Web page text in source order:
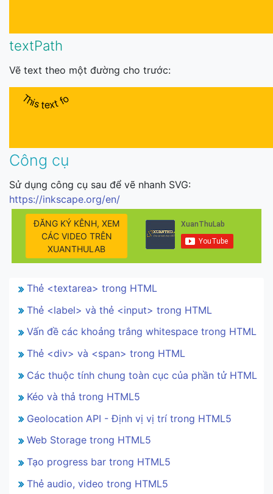
textPath
Vẽ text theo một đường cho trước:
This text follows a curve.
Công cụ
Sử dụng công cụ sau để vẽ nhanh SVG:
https://inkscape.org/en/
ĐĂNG KÝ KÊNH, XEM
CÁC VIDEO TRÊN
XUANTHULAB
Thẻ <textarea> trong HTML
Thẻ <label> và thẻ <input> trong HTML
Vấn đề các khoảng trắng whitespace trong HTML
Thẻ <div> và <span> trong HTML
Các thuộc tính chung toàn cục của phần tử HTML
Kéo và thả trong HTML5
Geolocation API - Định vị vị trí trong HTML5
Web Storage trong HTML5
Tạo progress bar trong HTML5
Thẻ audio, video trong HTML5